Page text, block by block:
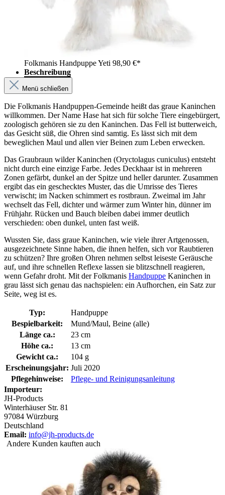
Folkmanis Handpuppe Yeti 98,90 €*
Beschreibung
Menü schließen
Die Folkmanis Handpuppen-Gemeinde heißt das graue Kaninchen
willkommen. Der Name Hase hat sich für solche Tiere eingebürgert,
zoologisch gehören sie zu den Kaninchen. Das Fell ist butterweich,
das Gesicht süß, die Ohren sind samtig. Es lässt sich mit dem
beweglichen Maul und allen vier Beinen zum Leben erwecken.
Das Graubraun wilder Kaninchen (Oryctolagus cuniculus) entsteht
nicht durch eine einzige Farbe. Jedes Deckhaar ist in mehreren
Zonen gefärbt, dunkel an der Spitze und heller darunter. Zusammen
ergibt das ein geschecktes Muster, das die Umrisse des Tieres
verwischt; im Nacken schimmert es rostbraun. Zweimal im Jahr
wechselt das Fell, dichter und wärmer zum Winter hin, dünner im
Frühjahr. Rücken und Bauch bleiben dabei immer deutlich
verschieden: oben dunkel, unten fast weiß.
Wussten Sie, dass graue Kaninchen, wie viele ihrer Artgenossen,
ausgezeichnete Sinne haben, die ihnen helfen, sich vor Raubtieren
zu schützen? Ihre großen Ohren nehmen selbst leiseste Geräusche
auf, und ihre schnellen Reflexe lassen sie blitzschnell reagieren,
wenn Gefahr droht. Mit der Folkmanis Handpuppe Kaninchen in
grau lässt sich genau das nachspielen: ein Aufhorchen, ein Satz zur
Seite, weg ist es.
Typ:
Handpuppe
Bespielbarkeit:
Mund/Maul, Beine (alle)
Länge ca.:
23 cm
Höhe ca.:
13 cm
Gewicht ca.:
104 g
Erscheinungsjahr: Juli 2020
Pflegehinweise:
Pflege- und Reinigungsanleitung
Importeur:
JH-Products
Winterhäuser Str. 81
97084 Würzburg
Deutschland
Email: info@jh-products.de
Andere Kunden kauften auch